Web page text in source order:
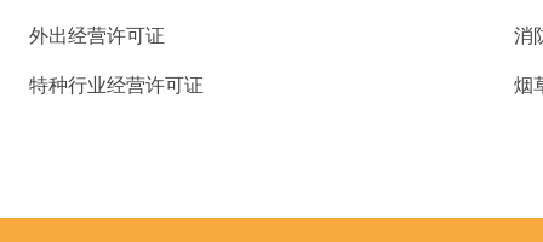
外出经营许可证 消
特种行业经营许可证 烟